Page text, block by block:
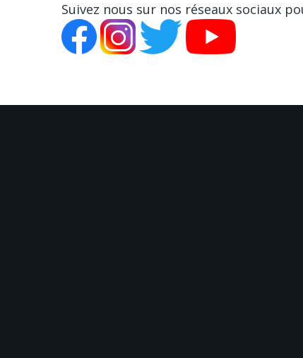
Suivez nous sur nos réseaux sociaux